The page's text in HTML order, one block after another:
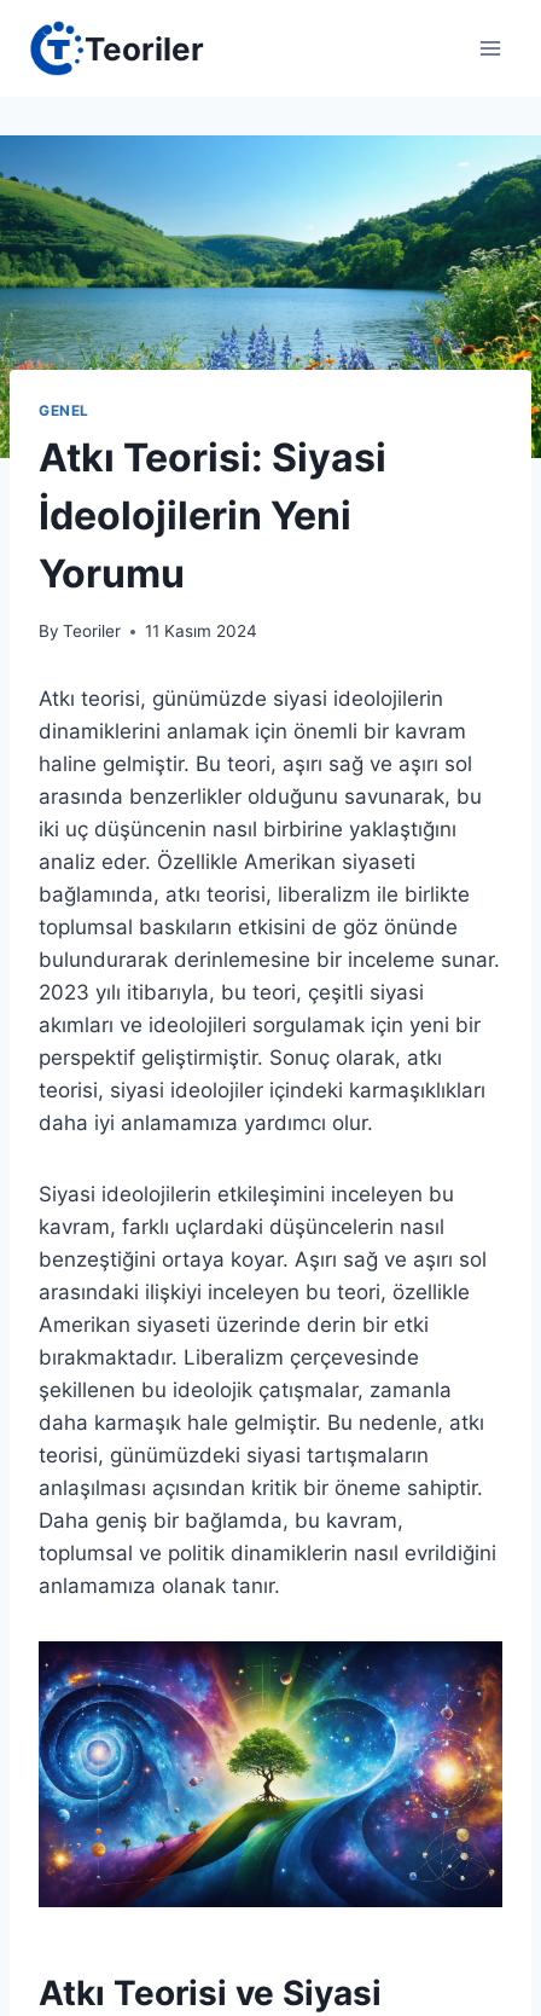
content
Teoriler
GENEL
Atkı Teorisi: Siyasi
İdeolojilerin Yeni
Yorumu
By Teoriler 11 Kasım 2024
Atkı teorisi, günümüzde siyasi ideolojilerin
dinamiklerini anlamak için önemli bir kavram
haline gelmiştir. Bu teori, aşırı sağ ve aşırı sol
arasında benzerlikler olduğunu savunarak, bu
iki uç düşüncenin nasıl birbirine yaklaştığını
analiz eder. Özellikle Amerikan siyaseti
bağlamında, atkı teorisi, liberalizm ile birlikte
toplumsal baskıların etkisini de göz önünde
bulundurarak derinlemesine bir inceleme sunar.
2023 yılı itibarıyla, bu teori, çeşitli siyasi
akımları ve ideolojileri sorgulamak için yeni bir
perspektif geliştirmiştir. Sonuç olarak, atkı
teorisi, siyasi ideolojiler içindeki karmaşıklıkları
daha iyi anlamamıza yardımcı olur.
Siyasi ideolojilerin etkileşimini inceleyen bu
kavram, farklı uçlardaki düşüncelerin nasıl
benzeştiğini ortaya koyar. Aşırı sağ ve aşırı sol
arasındaki ilişkiyi inceleyen bu teori, özellikle
Amerikan siyaseti üzerinde derin bir etki
bırakmaktadır. Liberalizm çerçevesinde
şekillenen bu ideolojik çatışmalar, zamanla
daha karmaşık hale gelmiştir. Bu nedenle, atkı
teorisi, günümüzdeki siyasi tartışmaların
anlaşılması açısından kritik bir öneme sahiptir.
Daha geniş bir bağlamda, bu kavram,
toplumsal ve politik dinamiklerin nasıl evrildiğini
anlamamıza olanak tanır.
Atkı Teorisi ve Siyasi